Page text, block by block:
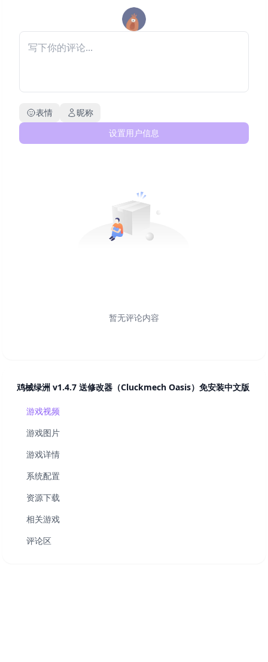
表情
昵称
设置用户信息
暂无评论内容
鸡械绿洲 v1.4.7 送修改器（Cluckmech Oasis）免安装中文版
游戏视频
游戏图片
游戏详情
系统配置
资源下载
相关游戏
评论区